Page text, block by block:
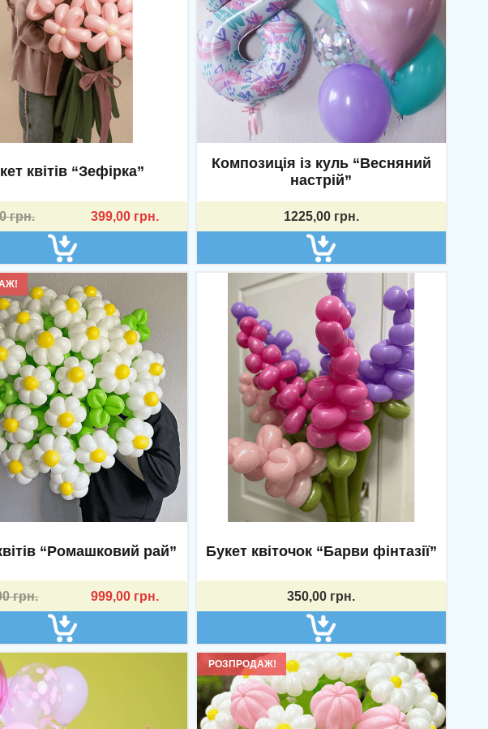
квітів “Зефірка”
грн. 399,00 грн.
Композиція із куль “Весняний
настрій”
1225,00 грн.
“Ромашковий рай”
грн.
грн..
999,00 грн.
Букет квіточок “Барви фінтазії”
350,00 грн.
РОЗПРОДАЖ!